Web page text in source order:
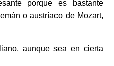
porque es bastante
o austríaco de Mozart,
aunque sea en cierta